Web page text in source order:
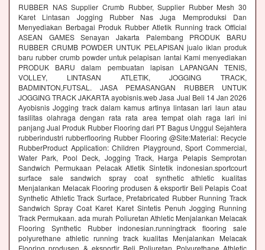
RUBBER NAS Supplier Crumb Rubber, Supplier Rubber Mesh 30
Karet Lintasan Jogging Rubber Nas Juga Memproduksi Dan
Menyediakan Berbagai Produk Rubber Atletik Running track Official
ASEAN GAMES Senayan Jakarta Palembang PRODUK BARU
RUBBER CRUMB POWDER UNTUK PELAPISAN jualo iklan produk
baru rubber crumb powder untuk pelapisan lantai Kami menyediakan
PRODUK BARU dalam pembuatan lapisan LAPANGAN TENIS,
VOLLEY, LINTASAN ATLETIK, JOGGING TRACK,
BADMINTON,FUTSAL. JASA PEMASANGAN RUBBER UNTUK
JOGGING TRACK JAKARTA ayobisnis.web Jasa Jual Beli 14 Jan 2026
Ayobisnis Jogging track dalam kamus artinya lintasan lari laun atau
fasilitas olahraga dengan rata rata area tempat olah raga lari ini
panjang Jual Produk Rubber Flooring dari PT Bagus Unggul Sejahtera
rubberindustri rubberflooring Rubber Flooring @Site:Material: Recycle
RubberProduct Application: Children Playground, Sport Commercial,
Water Park, Pool Deck, Jogging Track, Harga Pelapis Semprotan
Sandwich Permukaan Pelacak Atletik Sintetik indonesian.sportcourt
surface sale sandwich spray coat synthetic athletic kualitas
Menjalankan Melacak Flooring produsen & eksportir Beli Pelapis Coat
Synthetic Athletic Track Surface, Prefabricated Rubber Running Track
Sandwich Spray Coat Karet Karet Sintetis Penuh Jogging Running
Track Permukaan. ada murah Poliuretan Athletic Menjalankan Melacak
Flooring Synthetic Rubber indonesian.runningtrack flooring sale
polyurethane athletic running track kualitas Menjalankan Melacak